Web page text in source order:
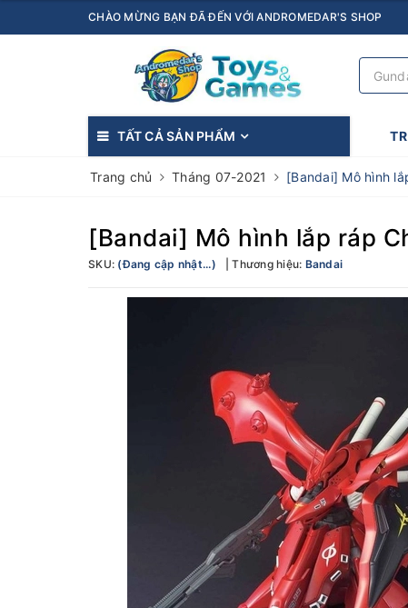
CHÀO MỪNG BẠN ĐÃ ĐẾN VỚI ANDROMEDAR'S SHOP
TẤT CẢ SẢN PHẨM
Trang chủ Tháng 07-2021 [Bandai] Mô hình
[Bandai] Mô hình lắp ráp
SKU: (Đang cập nhật...) Thương hiệu: Bandai